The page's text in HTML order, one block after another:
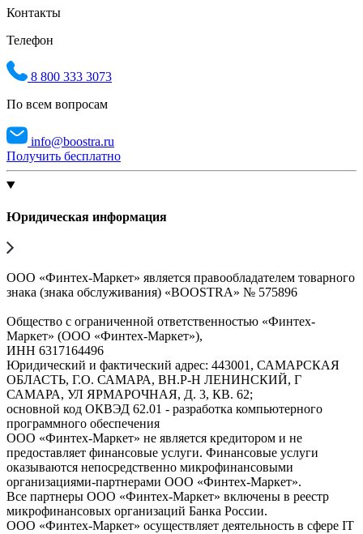
Контакты
Телефон
8 800 333 3073
По всем вопросам
info@boostra.ru
Получить бесплатно
Юридическая информация
ООО «Финтех-Маркет» является правообладателем товарного
знака (знака обслуживания) «BOOSTRA» № 575896
Общество с ограниченной ответственностью «Финтех-
Маркет» (ООО «Финтех-Маркет»),
ИНН 6317164496
Юридический и фактический адрес: 443001, САМАРСКАЯ
ОБЛАСТЬ, Г.О. САМАРА, ВН.Р-Н ЛЕНИНСКИЙ, Г
САМАРА, УЛ ЯРМАРОЧНАЯ, Д. 3, КВ. 62;
основной код ОКВЭД 62.01 - разработка компьютерного
программного обеспечения
ООО «Финтех-Маркет» не является кредитором и не
предоставляет финансовые услуги. Финансовые услуги
оказываются непосредственно микрофинансовыми
организациями-партнерами ООО «Финтех-Маркет».
Все партнеры ООО «Финтех-Маркет» включены в реестр
микрофинансовых организаций Банка России.
ООО «Финтех-Маркет» осуществляет деятельность в сфере IT